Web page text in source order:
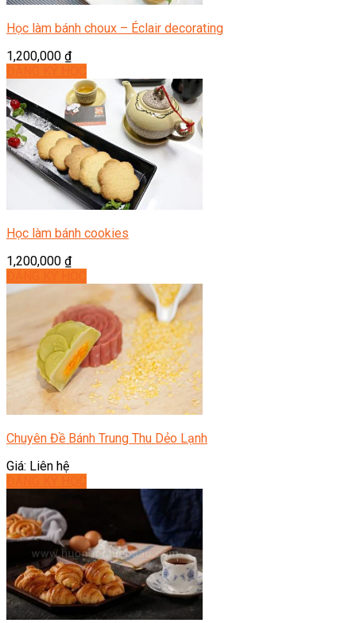
Học làm bánh choux – Éclair decorating
1,200,000 ₫
Học làm bánh cookies
1,200,000 ₫
Chuyên Đề Bánh Trung Thu Dẻo Lạnh
Giá: Liên hệ